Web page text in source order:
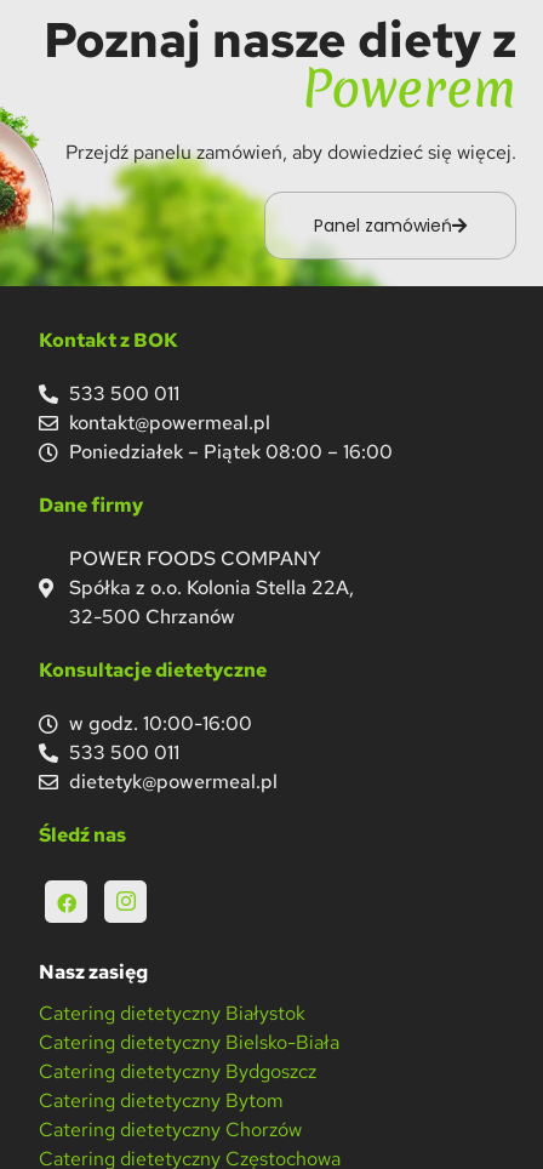
Poznaj nasze diety z
Powerem
Przejdź panelu zamówień, aby dowiedzieć się więcej.
Panel zamówień
Kontakt z BOK
533 500 011
kontakt@powermeal.pl
Poniedziałek – Piątek 08:00 – 16:00
Dane firmy
POWER FOODS COMPANY
Spółka z o.o. Kolonia Stella 22A,
32-500 Chrzanów
Konsultacje dietetyczne
w godz. 10:00-16:00
533 500 011
dietetyk@powermeal.pl
Śledź nas
Nasz zasięg
Catering dietetyczny Białystok
Catering dietetyczny Bielsko-Biała
Catering dietetyczny Bydgoszcz
Catering dietetyczny Bytom
Catering dietetyczny Chorzów
Catering dietetyczny Częstochowa